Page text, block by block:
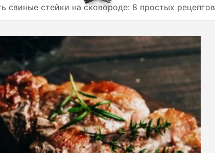
свиные стейки на сковороде: 8 простых рецептов